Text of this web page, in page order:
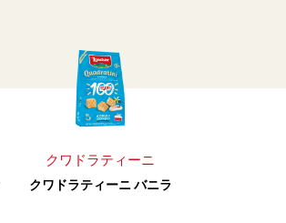
クワドラティーニ
クワドラティーニ バニラ